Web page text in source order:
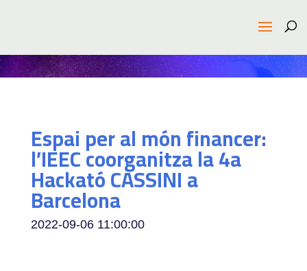
Espai per al món financer:
l’IEEC coorganitza la 4a
Hackató CASSINI a
Barcelona
2022-09-06 11:00:00